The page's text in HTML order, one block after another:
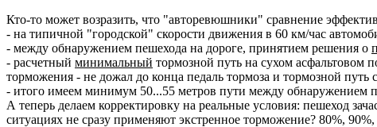
Кто-то может возразить, что "авторевюшники" сравнение
- на типичной "городской" скорости движения в 60 км/час
- между обнаружением пешехода на дороге, принятием решения о
- расчетный минимальный тормозной путь на сухом асфальтовом
торможения - не дожал до конца педаль тормоза и тормозной путь
- итого имеем минимум 50...55 метров пути между обнаружением
А теперь делаем корректировку на реальные условия: пешеход
ситуациях не сразу применяют экстренное торможение? 80%, 90%,